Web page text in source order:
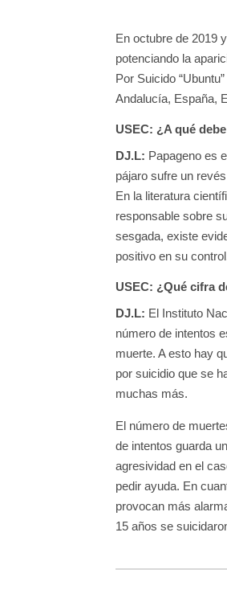
En octubre de 2019
potenciando la
Por Suicido
Andalucía, España,
USEC: ¿A qué
DJ.L: Papageno es
pájaro sufre un
En la literatura
responsable sobre
sesgada, existe
positivo en su
USEC: ¿Qué cifra
DJ.L: El Instituto
número de intentos
muerte. A esto hay
por suicidio que se
muchas más.
El número de
de intentos guarda
agresividad en el
pedir ayuda. En
provocan más
15 años se